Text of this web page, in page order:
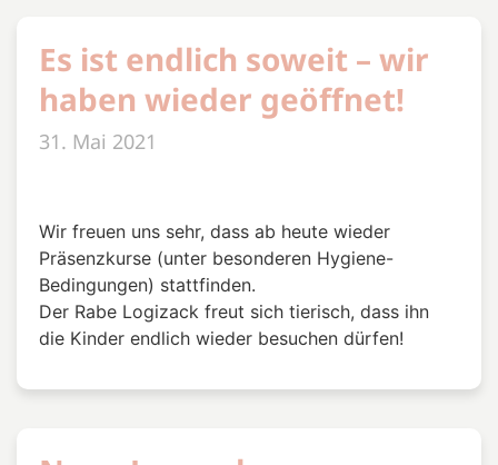
Es ist endlich soweit – wir
haben wieder geöffnet!
31. Mai 2021
Wir freuen uns sehr, dass ab heute wieder
Präsenzkurse (unter besonderen Hygiene-
Bedingungen) stattfinden.
Der Rabe Logizack freut sich tierisch, dass ihn
die Kinder endlich wieder besuchen dürfen!